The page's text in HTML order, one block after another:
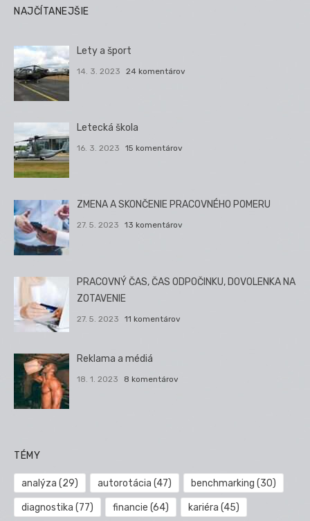
NAJČÍTANEJŠIE
Lety a šport
14. 3. 2023 24 komentárov
Letecká škola
16. 3. 2023 15 komentárov
ZMENA A SKONČENIE PRACOVNÉHO POMERU
27. 5. 2023 13 komentárov
PRACOVNÝ ČAS, ČAS ODPOČINKU, DOVOLENKA NA
ZOTAVENIE
27. 5. 2023 11 komentárov
Reklama a médiá
18. 1. 2023 8 komentárov
TÉMY
analýza (29) autorotácia (47) benchmarking (30)
diagnostika (77) financie (64) kariéra (45)